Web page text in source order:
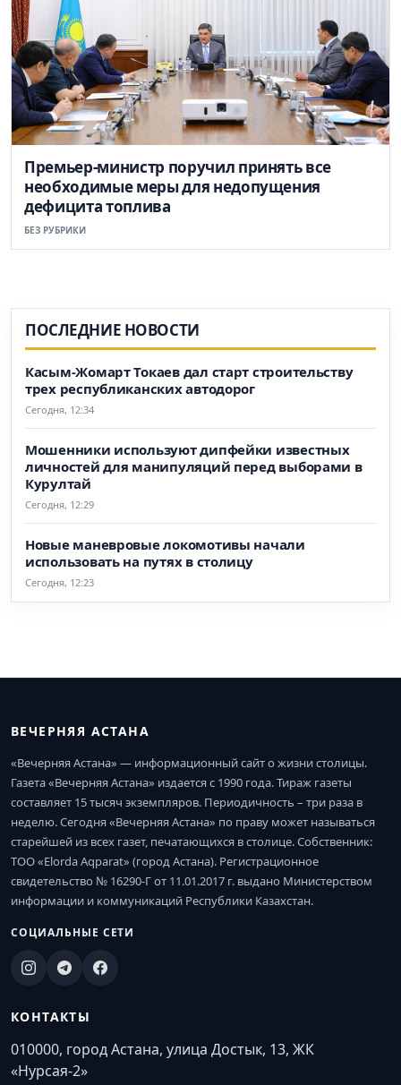
Премьер-министр поручил принять все
необходимые меры для недопущения
дефицита топлива
БЕЗ РУБРИКИ
ПОСЛЕДНИЕ НОВОСТИ
Касым-Жомарт Токаев дал старт строительству
трех республиканских автодорог
Сегодня, 12:34
Мошенники используют дипфейки известных
личностей для манипуляций перед выборами в
Курултай
Сегодня, 12:29
Новые маневровые локомотивы начали
использовать на путях в столицу
Сегодня, 12:23
ВЕЧЕРНЯЯ АСТАНА
«Вечерняя Астана» — информационный сайт о жизни столицы.
Газета «Вечерняя Астана» издается с 1990 года. Тираж газеты
составляет 15 тысяч экземпляров. Периодичность – три раза в
неделю. Сегодня «Вечерняя Астана» по праву может называться
старейшей из всех газет, печатающихся в столице. Собственник:
ТОО «Elorda Aqparat» (город Астана). Регистрационное
свидетельство № 16290-Г от 11.01.2017 г. выдано Министерством
информации и коммуникаций Республики Казахстан.
СОЦИАЛЬНЫЕ СЕТИ
КОНТАКТЫ
010000, город Астана, улица Достык, 13, ЖК
«Нурсая-2»